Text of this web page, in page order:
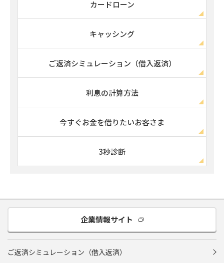
カードローン
キャッシング
ご返済シミュレーション（借入返済）
利息の計算方法
今すぐお金を借りたいお客さま
3秒診断
企業情報サイト
ご返済シミュレーション（借入返済）